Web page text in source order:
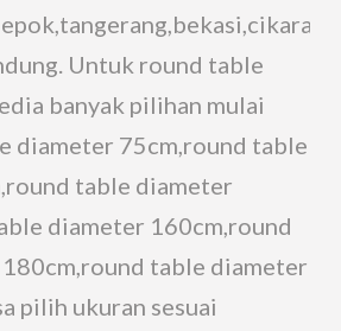
Untuk round table
banyak pilihan mulai
diameter 75cm,round table
table diameter
diameter 160cm,round
table diameter
pilih ukuran sesuai